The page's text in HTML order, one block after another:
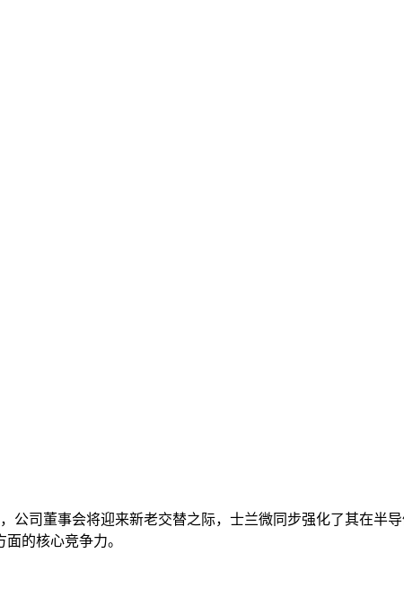
司董事会将迎来新老交替之际，士兰微同步强化了其在半
的核心竞争力。